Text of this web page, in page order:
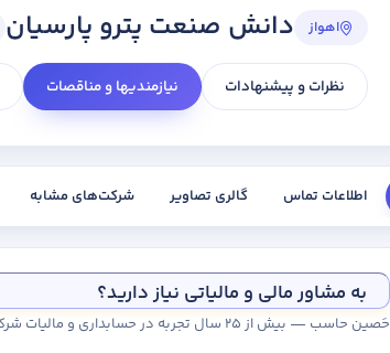
اهواز دانش صنعت پترو پارسیان
نظرات و پیشنهادات نیازمندیها و مناقصات
اطلاعات تماس گالری تصاویر شرکت‌های مشابه
به مشاور مالی و مالیاتی نیاز دارید؟
حَصین حاسب — بیش از ۲۵ سال تجربه در حسابداری و مالیات شرکت‌ها